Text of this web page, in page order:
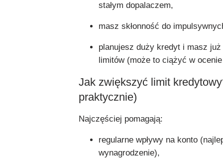
stałym dopalaczem,
masz skłonność do
planujesz duży kredyt i masz
limitów (może to ciążyć w
Jak zwiększyć limit
praktycznie)
Najczęściej pomagają:
regularne wpływy na konto
wynagrodzenie),